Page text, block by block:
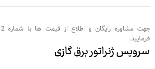
فرمایید.
سرویس ژنراتور برق گازی